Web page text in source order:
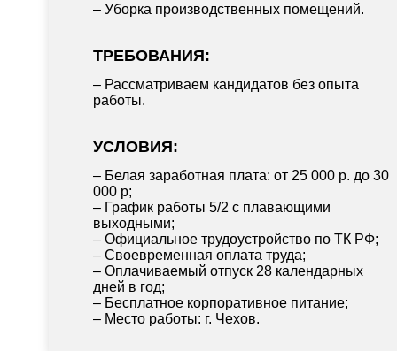
– Уборка производственных помещений.
ТРЕБОВАНИЯ:
– Рассматриваем кандидатов без опыта
работы.
УСЛОВИЯ:
– Белая заработная плата: от 25 000 р. до 30
000 р;
– График работы 5/2 с плавающими
выходными;
– Официальное трудоустройство по ТК РФ;
– Своевременная оплата труда;
– Оплачиваемый отпуск 28 календарных
дней в год;
– Бесплатное корпоративное питание;
– Место работы: г. Чехов.